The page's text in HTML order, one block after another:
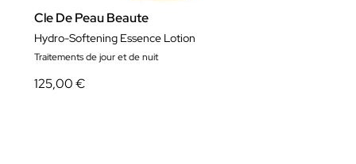
Cle De Peau Beaute
Hydro-Softening Essence Lotion
Traitements de jour et de nuit
125,00 €